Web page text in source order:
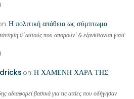
Η πολιτική απάθεια ως σύμπτωμα
σ' αυτούς που απορούν' & εξανίστανται γιατί
on:Η ΧΑΜΕΝΗ ΧΑΡΑ ΤΗΣ
αδιαφορεί βασικά για τις αιτίες που οδήγησαν